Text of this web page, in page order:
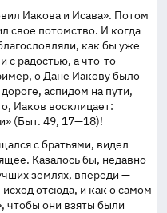
Иакова и Исава». Потом
свое потомство. И когда
как бы уже
с радостью, ачто-то
о Дане Иакову было
аспидом на пути,
Иаков восклицает:
(Быт. 49, 17—18)!
с братьями, видел
Казалось бы, недавно
землях, впереди —
отсюда, и как о самом
чтобы они взяты были